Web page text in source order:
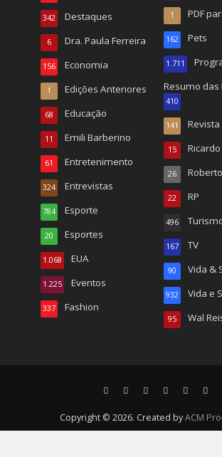
Destaques
342
Dra. Paula Ferreira
6
Economia
156
Edições Anteriores
1
Educação
68
Emili Barberino
11
Entretenimento
61
Entrevistas
324
Esporte
784
Esportes
20
EUA
1.068
Eventos
1.225
Fashion
337
PDF
1
Pets
162
1.711
Resumo das
410
Revista
141
15
26
RP
22
496
TV
167
Vida &
90
Vida e
932
Wal
95
Copyright © 2026. Created byACM